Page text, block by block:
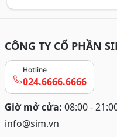
CÔNG TY CỔ PHẦN
Hotline
024.6666.6666
Giờ mở cửa: 08:00 -
info@sim.vn